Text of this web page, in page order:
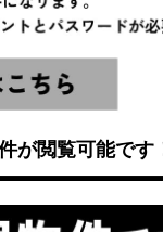
が閲覧可能です